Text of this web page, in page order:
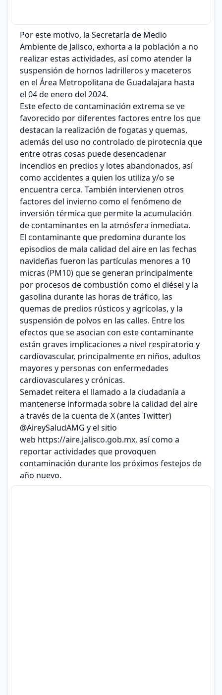
Por este motivo, la Secretaría de Medio
Ambiente de Jalisco, exhorta a la población a no
realizar estas actividades, así como atender la
suspensión de hornos ladrilleros y maceteros
en el Área Metropolitana de Guadalajara hasta
el 04 de enero del 2024.
Este efecto de contaminación extrema se ve
favorecido por diferentes factores entre los que
destacan la realización de fogatas y quemas,
además del uso no controlado de pirotecnia que
entre otras cosas puede desencadenar
incendios en predios y lotes abandonados, así
como accidentes a quien los utiliza y/o se
encuentra cerca. También intervienen otros
factores del invierno como el fenómeno de
inversión térmica que permite la acumulación
de contaminantes en la atmósfera inmediata.
El contaminante que predomina durante los
episodios de mala calidad del aire en las fechas
navideñas fueron las partículas menores a 10
micras (PM10) que se generan principalmente
por procesos de combustión como el diésel y la
gasolina durante las horas de tráfico, las
quemas de predios rústicos y agrícolas, y la
suspensión de polvos en las calles. Entre los
efectos que se asocian con este contaminante
están graves implicaciones a nivel respiratorio y
cardiovascular, principalmente en niños, adultos
mayores y personas con enfermedades
cardiovasculares y crónicas.
Semadet reitera el llamado a la ciudadanía a
mantenerse informada sobre la calidad del aire
a través de la cuenta de X (antes Twitter)
@AireySaludAMG y el sitio
web https://aire.jalisco.gob.mx, así como a
reportar actividades que provoquen
contaminación durante los próximos festejos de
año nuevo.